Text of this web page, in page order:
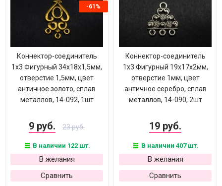
-61%
Коннектор-соединитель
1х3 Фигурный 34х18х1,5мм,
отверстие 1,5мм, цвет
античное золото, сплав
металлов, 14-092, 1шт
9 руб. 23 руб.
В наличии 122 шт.
В желания
Сравнить
Коннектор-соединитель
1х3 Фигурный 19х17х2мм,
отверстие 1мм, цвет
античное серебро, сплав
металлов, 14-090, 2шт
19 руб.
В наличии 407 шт.
В желания
Сравнить